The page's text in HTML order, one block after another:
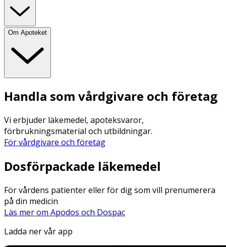
Om Apoteket
Handla som vårdgivare och företag
Vi erbjuder läkemedel, apoteksvaror,
förbrukningsmaterial och utbildningar.
För vårdgivare och företag
Dosförpackade läkemedel
För vårdens patienter eller för dig som vill prenumerera
på din medicin
Läs mer om Apodos och Dospac
Ladda ner vår app